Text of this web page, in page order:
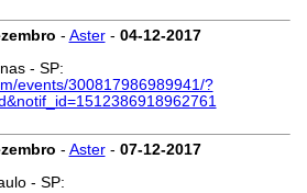
- Aster- 04-12-2017
- SP:
events/300817986989941/?
- Aster- 07-12-2017
- SP: